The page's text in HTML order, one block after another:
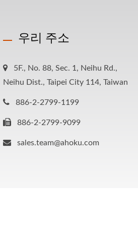
우리 주소
5F., No. 88, Sec. 1, Neihu Rd.,
Neihu Dist., Taipei City 114, Taiwan
886-2-2799-1199
886-2-2799-9099
sales.team@ahoku.com